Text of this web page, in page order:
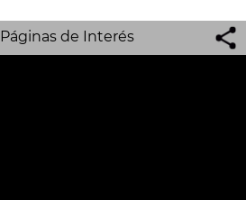
Páginas de Interés